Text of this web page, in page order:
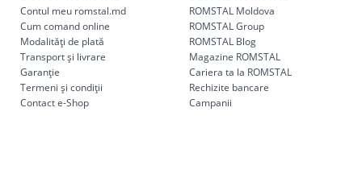
cel mai apropiat magazin ROMSTAL.
Pentru livrarea la adresa indicată de client, sunt în vigoare
următoarele tarife:
Cod Denumire serviciu TRANSPORT
Contul meu romstal.md
Cum comand online
Modalități de plată
Transport și livrare
Garanție
Termeni și condiții
Contact e-Shop
ROMSTAL Moldova
ROMSTAL Group
ROMSTAL Blog
Magazine ROMSTAL
Cariera ta la ROMSTAL
Rechizite bancare
Campanii